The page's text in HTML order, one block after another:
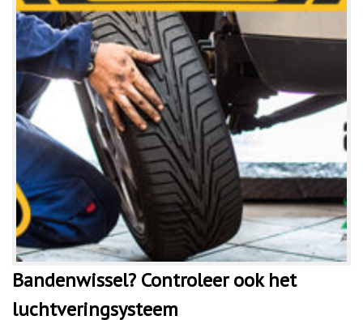
Bandenwissel? Controleer ook het
luchtveringsysteem